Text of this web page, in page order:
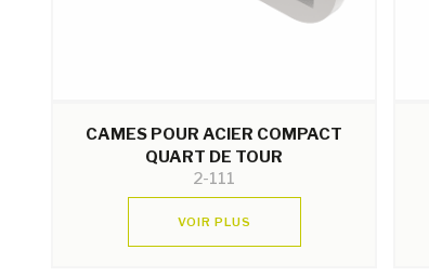
CAMES POUR ACIER COMPACT
QUART DE TOUR
2-111
VOIR PLUS